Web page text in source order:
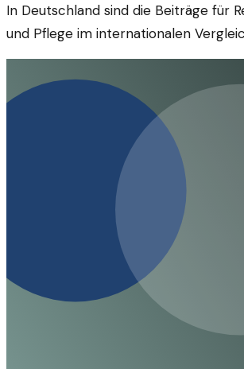
In Deutschland sind die Beiträge für
und Pflege im internationalen
hoch. Was bedeutet das für die